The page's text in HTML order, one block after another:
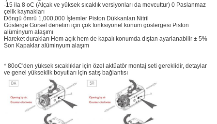
-15 ila 8 oC (Alçak ve yüksek sıcaklık versiyonları da mevcuttur) 0 Paslanmaz
çelik kaynakları
Döngü ömrü 1,000,000 İşlemler Piston Dükkanları Nitril
Gösterge Görsel denetim için çok fonksiyonel konum göstergesi Piston
alüminyum alaşımı
Hareket durakları Hem açık hem de kapalı konumda dıştan ayarlanabilir ± 5%
Son Kapaklar alüminyum alaşım
* 80oC'den yüksek sıcaklıklar için özel aktüatör montaj seti gereklidir, detaylar
ve genel yükseklik boyutları için satış bağlantısı